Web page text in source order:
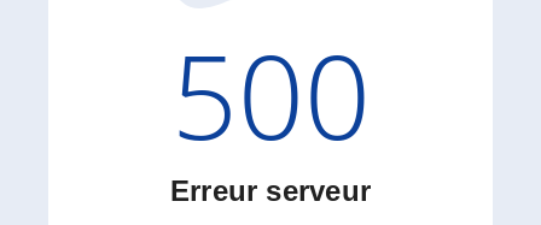
Code
500
Erreur serveur